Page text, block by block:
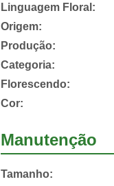
Linguagem Floral:
Origem:
Produção:
Categoria:
Florescendo:
Cor:
Manutenção
Tamanho: